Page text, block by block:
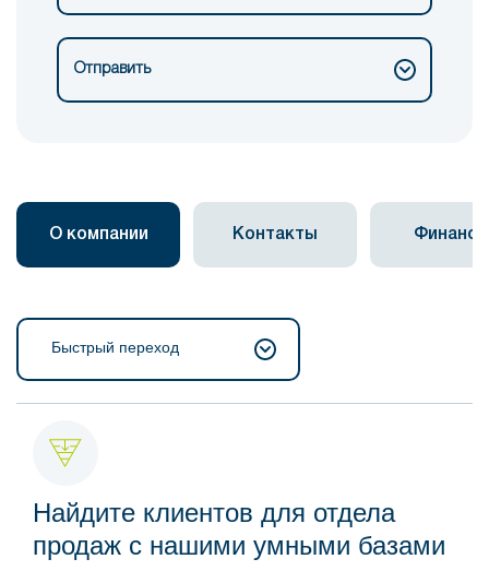
Отправить
О компании Контакты Финансы
Быстрый переход
Найдите клиентов для отдела
продаж с нашими умными базами